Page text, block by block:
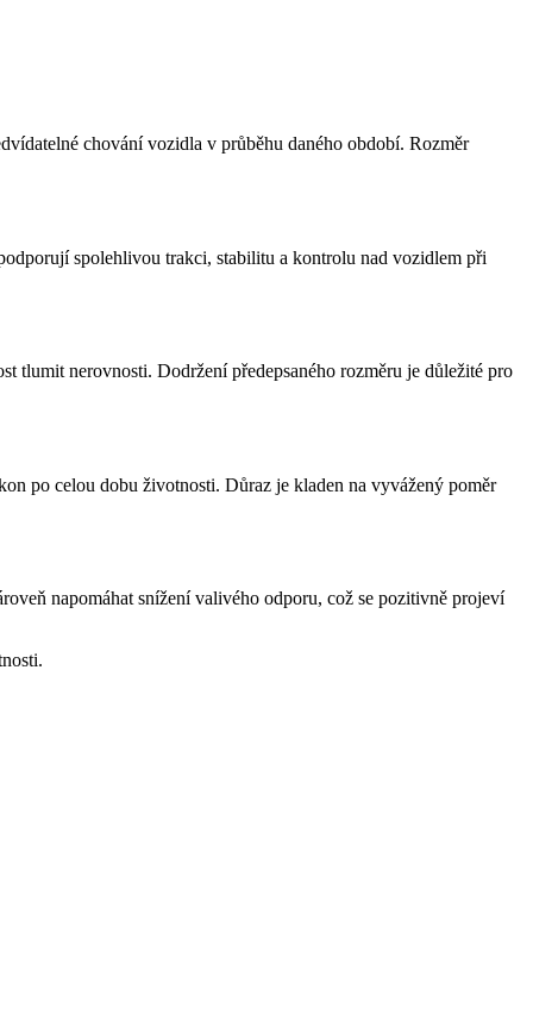
chování vozidla v průběhu daného období. Rozměr
spolehlivou trakci, stabilitu a kontrolu nad vozidlem při
tlumit nerovnosti. Dodržení předepsaného rozměru je důležité pro
po celou dobu životnosti. Důraz je kladen na vyvážený poměr
napomáhat snížení valivého odporu, což se pozitivně projeví